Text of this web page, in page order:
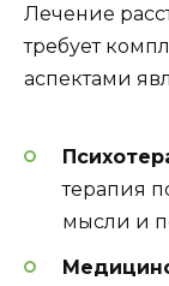
Лечение
требует
аспектами
терапия
мысли и